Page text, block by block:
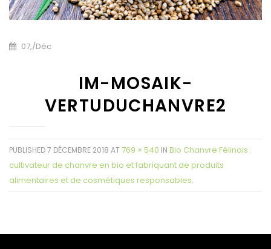
07,/Déc
IM-MOSAIK-
VERTUDUCHANVRE2
PUBLISHED7 DÉCEMBRE 2018 AT769 × 540 IN Bio Chanvre Félinois :
cultivateur de chanvre en bio et fabriquant de produits
alimentaires et de cosmétiques responsables.